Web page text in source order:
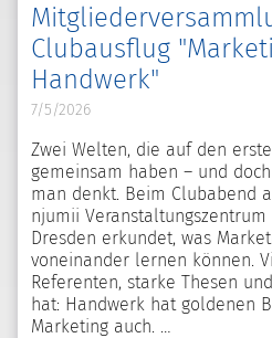
Clubausflug
Handwerk"
7/5/2026
Zwei Welten, die auf den
gemeinsam haben – und
man denkt. Beim Clubabend
njumii
Dresden erkundet, was
voneinander lernen können.
Referenten, starke Thesen
hat: Handwerk hat goldenen
Marketing auch.